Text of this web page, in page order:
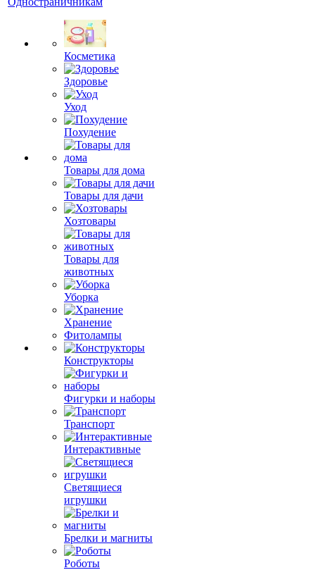
Косметика
Здоровье
Уход
Похудение
Товары для дома
Товары для дачи
Хозтовары
Товары для
животных
Уборка
Хранение
Фитолампы
Конструкторы
Фигурки и наборы
Транспорт
Интерактивные
Светящиеся
игрушки
Брелки и магниты
Роботы